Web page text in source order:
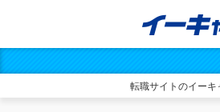
転職サイトのイーキ